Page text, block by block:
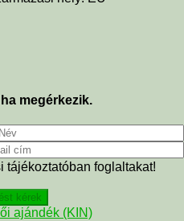
megérkezik.
tájékoztatóban foglaltakat!
kérek
ajándék (KIN)